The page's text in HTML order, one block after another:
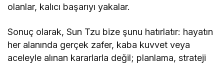
olanlar, kalıcı başarıyı yakalar.
Sonuç olarak, Sun Tzu bize şunu hatırlatır: hayatın
her alanında gerçek zafer, kaba kuvvet veya
aceleyle alınan kararlarla değil; planlama, strateji